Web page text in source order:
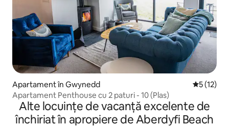
Apartament în Gwynedd Scor
5 (12)
Apartament Penthouse cu 2 paturi - 10 (Plas)
Alte locuințe de vacanță excelente de
închiriat în apropiere de Aberdyfi Beach